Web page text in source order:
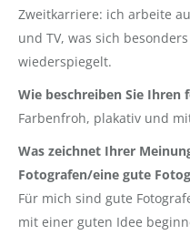
Zweitkarriere: ich arbeite
und TV, was sich
wiederspiegelt.
Wie beschreiben Sie Ihren
Farbenfroh, plakativ und
Was zeichnet Ihrer
Fotografen/eine gute
Für mich sind gute
mit einer guten Idee